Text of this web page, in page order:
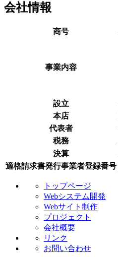
会社情報
商号
事業内容
設立
本店
代表者
税務
決算
適格請求書発行事業者登録番号
トップページ
Webシステム開発
Webサイト制作
プロジェクト
会社概要
リンク
お問い合わせ